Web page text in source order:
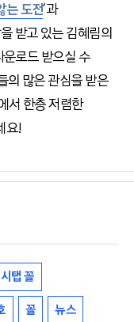
는 도전‘과
받고 있는 김혜림의
운로드 받으실 수
의 많은 관심을 받은
서 한층 저렴한
요!
탭 꼴
꼴 뉴스